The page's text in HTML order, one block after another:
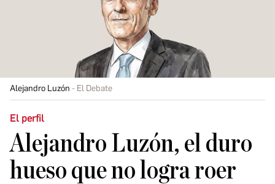
Alejandro Luzón El Debate
El perfil
Alejandro Luzón, el duro
hueso que no logra roer